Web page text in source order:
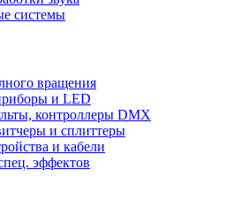
системы
вращения
и LED
контроллеры DMX
и сплиттеры
и кабели
эффектов